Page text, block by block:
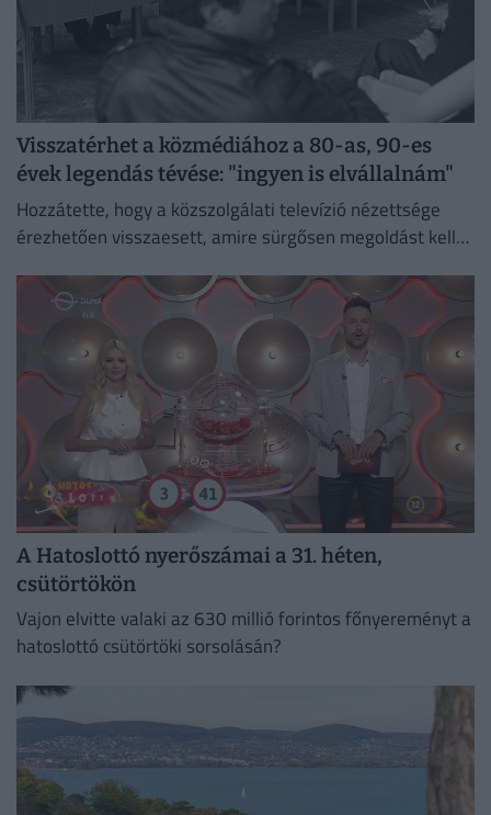
Visszatérhet a közmédiához a 80-as, 90-es
évek legendás tévése: "ingyen is elvállalnám"
Hozzátette, hogy a közszolgálati televízió nézettsége
érezhetően visszaesett, amire sürgősen megoldást kell
A Hatoslottó nyerőszámai a 31. héten,
csütörtökön
Vajon elvitte valaki az 630 millió forintos főnyereményt a
hatoslottó csütörtöki sorsolásán?